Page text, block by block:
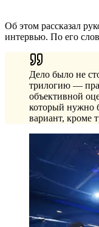
Об этом рассказал
интервью. По его
Дело было не
трилогию —
объективной
который нужно
вариант, кроме